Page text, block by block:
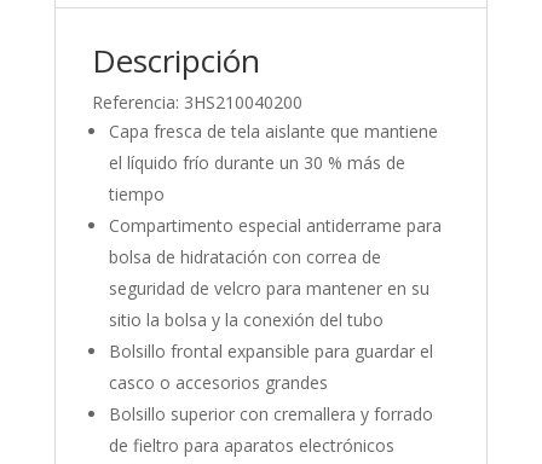
Descripción
Referencia: 3HS210040200
Capa fresca de tela aislante que mantiene
el líquido frío durante un 30 % más de
tiempo
Compartimento especial antiderrame para
bolsa de hidratación con correa de
seguridad de velcro para mantener en su
sitio la bolsa y la conexión del tubo
Bolsillo frontal expansible para guardar el
casco o accesorios grandes
Bolsillo superior con cremallera y forrado
de fieltro para aparatos electrónicos